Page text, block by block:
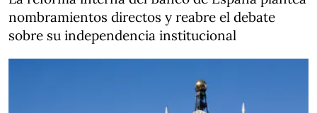
nombramientos directos y reabre el debate
sobre su independencia institucional